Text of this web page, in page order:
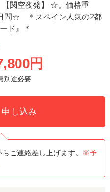
【関空夜発】 ☆。価格重
間☆ ＊スペイン人気の2都
ド』＊
円
別途必要
申し込み
ご連絡差し上げます。
※予